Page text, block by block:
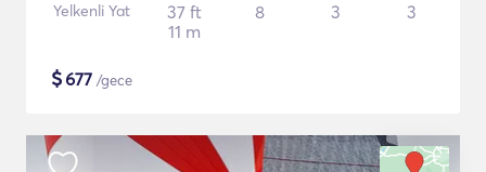
Yelkenli Yat
37 ft
11 m
8 3 3
$677 /gece